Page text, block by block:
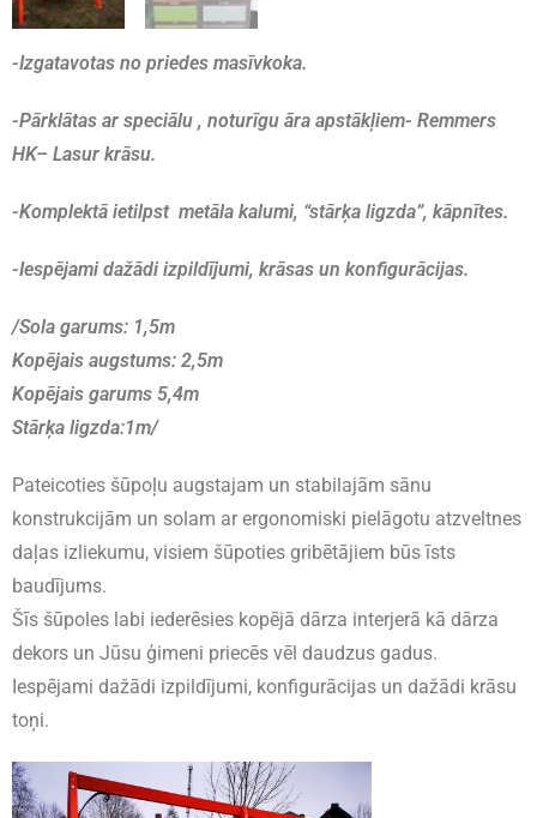
-Izgatavotas no priedes masīvkoka.
-Pārklātas ar speciālu , noturīgu āra apstākļiem- Remmers
HK– Lasur krāsu.
-Komplektā ietilpst metāla kalumi, “stārķa ligzda”, kāpnītes.
-Iespējami dažādi izpildījumi, krāsas un konfigurācijas.
/Sola garums: 1,5m
Kopējais augstums: 2,5m
Kopējais garums 5,4m
Stārķa ligzda:1m/
Pateicoties šūpoļu augstajam un stabilajām sānu
konstrukcijām un solam ar ergonomiski pielāgotu atzveltnes
daļas izliekumu, visiem šūpoties gribētājiem būs īsts
baudījums.
Šīs šūpoles labi iederēsies kopējā dārza interjerā kā dārza
dekors un Jūsu ģimeni priecēs vēl daudzus gadus.
Iespējami dažādi izpildījumi, konfigurācijas un dažādi krāsu
toņi.